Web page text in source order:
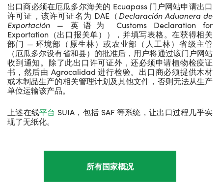
出口商必须在厄瓜多尔海关的 Ecuapass 门户网站申请出口
许可证，该许可证名为 DAE（ Declaración Aduanera de
Exportación — 英语为 Customs Declaration for
Exportation（出口报关单）），并填写表格。在获得相关
部门 — 环境部（原生林）或农业部（人工林）省级主管
（厄瓜多尔设有省和县）的批准后，用户将通过该门户网站
收到通知。除了此出口许可证外，还必须申请植物检疫证
书，然后由 Agrocalidad 进行检验。出口商必须提供木材
或木制品生产的相关管理计划及其他文件，否则无法从生产
单位运输该产品。
上述在线平台 SUIA，包括 SAF 等系统，让出口过程几乎实
现了无纸化。
所有国家概况